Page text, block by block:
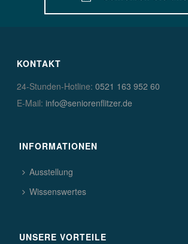
KONTAKT
24-Stunden-Hotline:0521 163 952 60
E-Mail:info@seniorenflitzer.de
INFORMATIONEN
Ausstellung
Wissenswertes
UNSERE VORTEILE